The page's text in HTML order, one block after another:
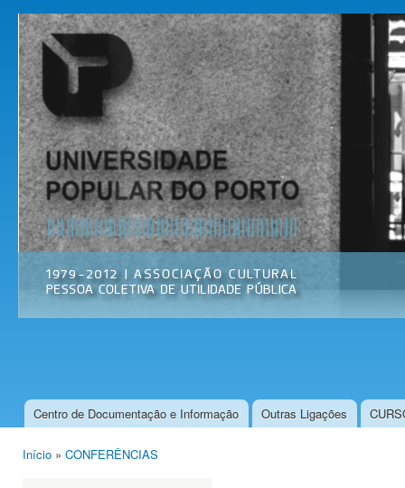
Universidade
Popular do
Porto
Associação
Cultural
Menu principal
Centro de Documentação e Informação Outras Ligações
Início » CONFERÊNCIAS